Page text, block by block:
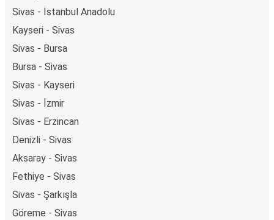
Sivas - İstanbul Anadolu
Kayseri - Sivas
Sivas - Bursa
Bursa - Sivas
Sivas - Kayseri
Sivas - İzmir
Sivas - Erzincan
Denizli - Sivas
Aksaray - Sivas
Fethiye - Sivas
Sivas - Şarkışla
Göreme - Sivas